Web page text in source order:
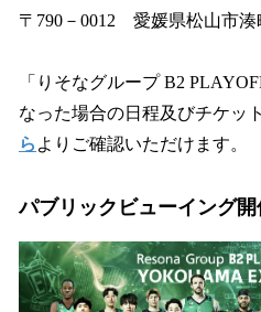
〒790－0012 愛媛県松山市湊
「りそなグループ B2
なった場合の日程及びチケッ
ら よりご確認いただけます。
パブリックビューイング開